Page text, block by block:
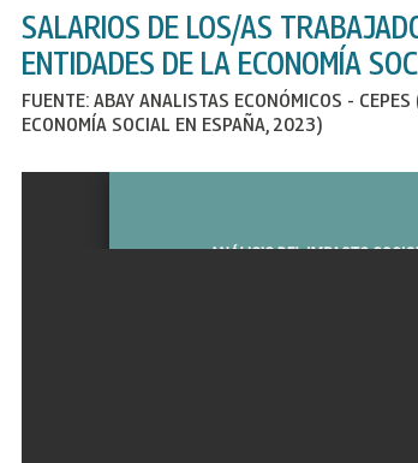
SALARIOS DE LOS/AS
ENTIDADES DE LA ECONOMÍA
FUENTE: ABAY ANALISTAS ECONÓMICOS -
ECONOMÍA SOCIAL EN ESPAÑA, 2023)